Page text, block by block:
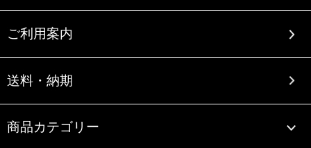
ご利用案内
送料・納期
商品カテゴリー